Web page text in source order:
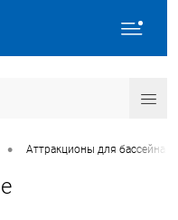
• Аттракционы для бассейна